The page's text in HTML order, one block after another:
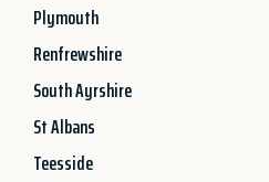
Plymouth
Renfrewshire
South Ayrshire
St Albans
Teesside